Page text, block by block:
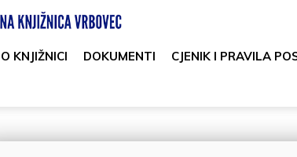
knjižnica
O KNJIŽNICI DOKUMENTI CJENIK I PRAVILA